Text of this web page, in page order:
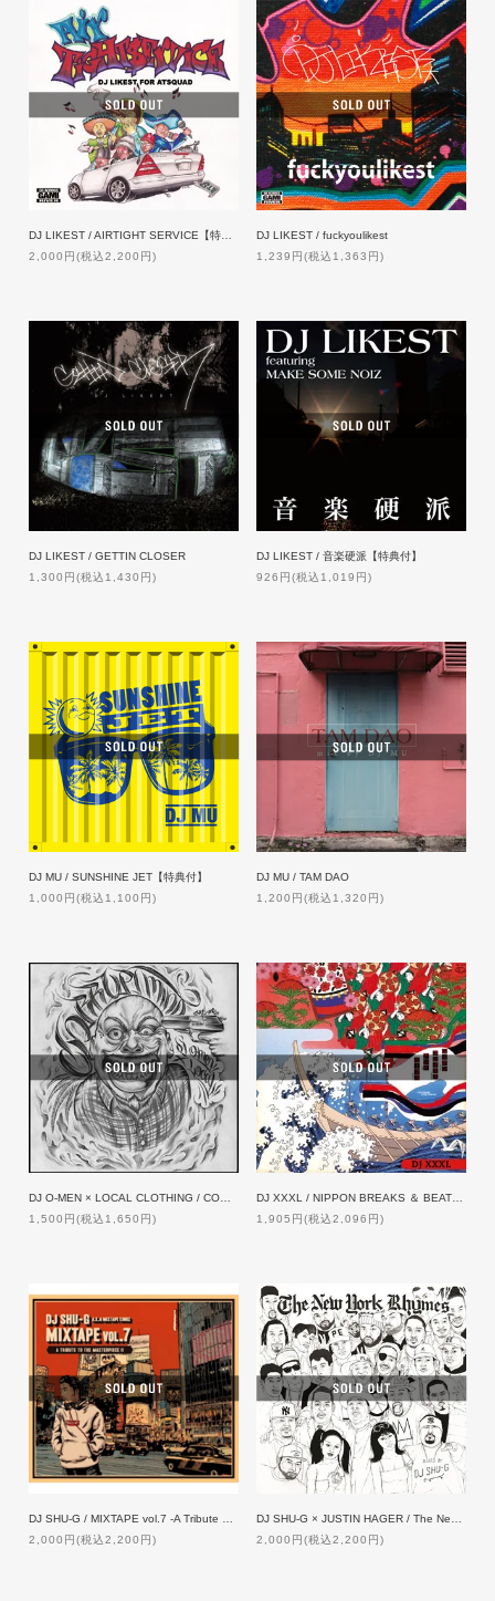
2,000円(税込2,200円)
DJ LIKEST / fuckyoulikest
1,239円(税込1,363円)
DJ LIKEST / GETTIN CLOSER
1,300円(税込1,430円)
DJ LIKEST / 音楽硬派【特典付】
926円(税込1,019円)
DJ MU / SUNSHINE JET【特典付】
1,000円(税込1,100円)
DJ MU / TAM DAO
1,200円(税込1,320円)
1,500円(税込1,650円)
1,905円(税込2,096円)
2,000円(税込2,200円)
2,000円(税込2,200円)